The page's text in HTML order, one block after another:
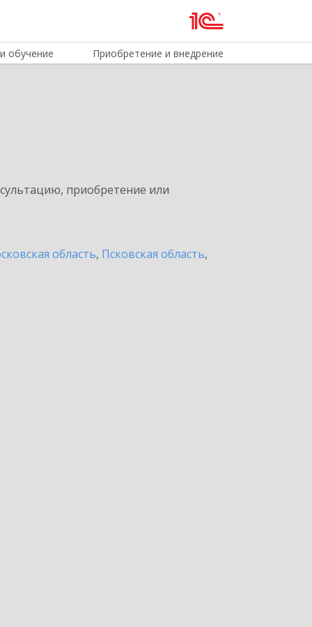
обучение Приобретение и внедрение
приобретение или
область, Псковская область,